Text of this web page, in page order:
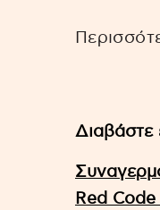
Διαβάστε
Red Code